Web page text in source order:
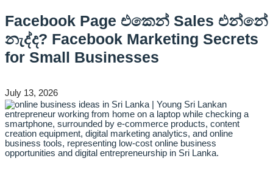
Facebook Page එකෙන් Sales එන්නේ
නැද්ද? Facebook Marketing Secrets
for Small Businesses
July 13, 2026